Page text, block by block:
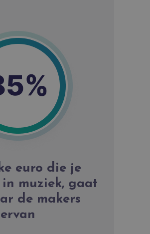
euro die je
muziek, gaat
de makers
ervan